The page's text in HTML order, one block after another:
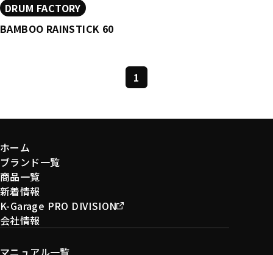
DRUM FACTORY
BAMBOO RAINSTICK 60
1
ホーム
ブランド一覧
商品一覧
新着情報
K-Garage PRO DIVISION
会社情報